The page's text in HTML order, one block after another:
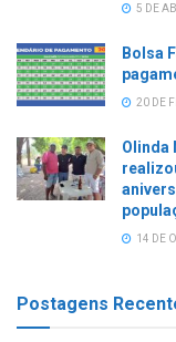
5 DE
Bolsa
20 DE
Olinda
14 DE
Postagens